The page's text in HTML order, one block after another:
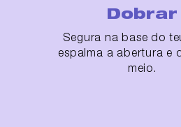
Dobrar
Segura na base do
espalma a abertura e
meio.